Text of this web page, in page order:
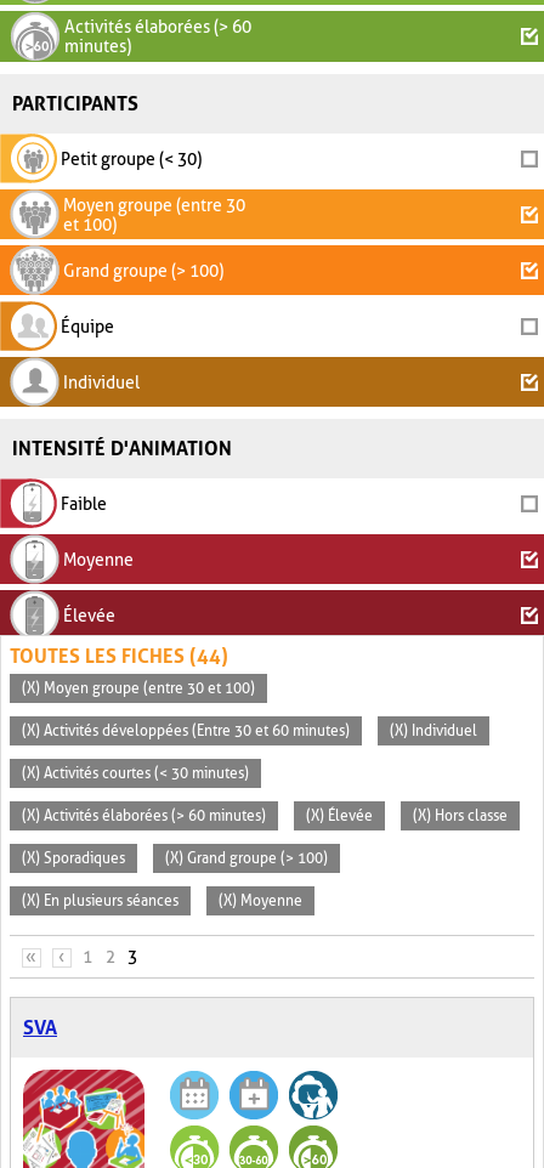
Activités élaborées (> 60
minutes)
PARTICIPANTS
Petit groupe (< 30)
Moyen groupe (entre 30
et 100)
Grand groupe (> 100)
Équipe
Individuel
INTENSITÉ D'ANIMATION
Faible
Moyenne
Élevée
TOUTES LES FICHES (44)
(X) Moyen groupe (entre 30 et 100)
(X) Activités développées (Entre 30 et 60 minutes) (X) Individuel
(X) Activités courtes (< 30 minutes)
(X) Activités élaborées (> 60 minutes) (X) Élevée (X) Hors classe
(X) Sporadiques (X) Grand groupe (> 100)
(X) En plusieurs séances (X) Moyenne
PAGES
« ‹ 1 2 3
SVA